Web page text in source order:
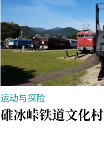
运动与探险
碓冰峠铁道文化村